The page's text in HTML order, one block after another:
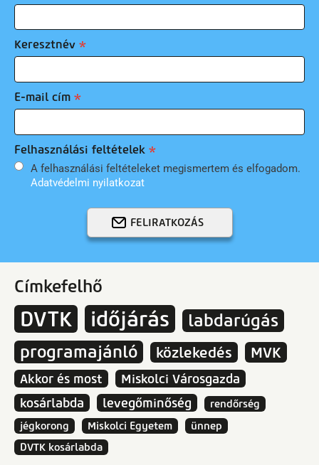
Keresztnév
E-mail cím
Felhasználási feltételek
A felhasználási feltételeket megismertem és elfogadom.
Adatvédelmi nyilatkozat
FELIRATKOZÁS
Címkefelhő
DVTK időjárás
labdarúgás
programajánló
közlekedés MVK
Akkor és most
Miskolci Városgazda
kosárlabda
levegőminőség
rendőrség
jégkorong
Miskolci Egyetem
ünnep
DVTK kosárlabda